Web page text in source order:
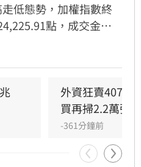
低態勢，加權指數終
點，成交金額
金（2880）雖淪為外
元。根據玩股網統
十大個股，除華南金
第一金等，顯示國家隊
人，股市波動頻繁，投
並自行承擔投資結果。
外資狂賣407億
買再掃2.2萬張
-361分鐘前